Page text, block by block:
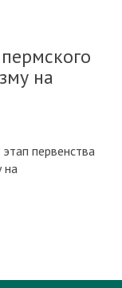
на
первенства
на